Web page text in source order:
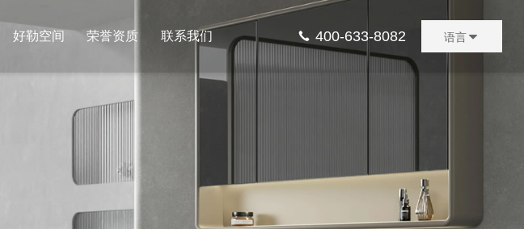
好勒空间 荣誉资质 联系我们 400-633-8082 语言